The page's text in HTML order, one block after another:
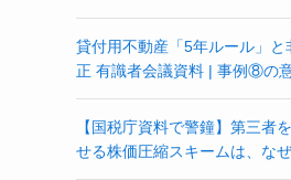
貸付用不動産「5年ルール」と
正 有識者会議資料 | 事例⑧の
【国税庁資料で警鐘】第三者
せる株価圧縮スキームは、な